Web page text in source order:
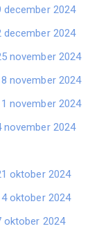
2024
2024
november 2024
november 2024
november 2024
2024
oktober 2024
oktober 2024
oktober 2024